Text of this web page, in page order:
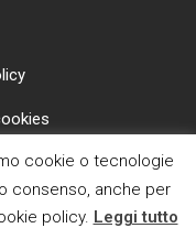
cookie o tecnologie
consenso, anche per
policy. Leggi tutto